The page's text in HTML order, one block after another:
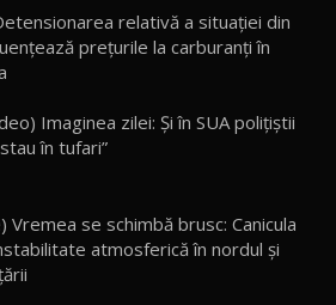
modelul nr.1 BYD în Moldova? BYD Seal U
ZEEKR 7X / Test Drive AutoBlog.MD
relativă a situației din
prețurile la carburanți în
Imaginea zilei: Și în SUA polițiștii
în tufari”
Vremea se schimbă brusc: Canicula
atmosferică în nordul și